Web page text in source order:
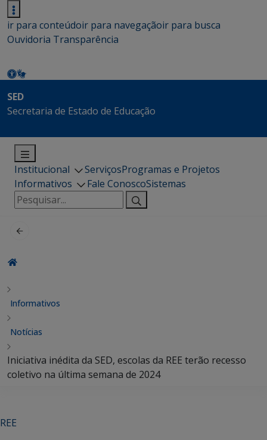
ir para conteúdoir para navegaçãoir para busca
Ouvidoria Transparência
SED
Secretaria de Estado de Educação
Institucional ServiçosProgramas e Projetos
Informativos
Fale ConoscoSistemas
Pesquisar
por:
Informativos
Notícias
Iniciativa inédita da SED, escolas da REE terão recesso
coletivo na última semana de 2024
REE